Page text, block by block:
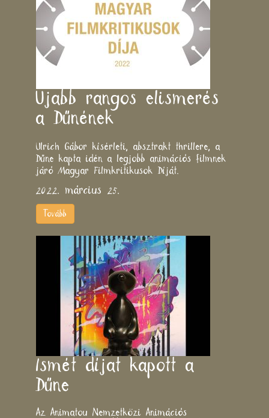
Újabb rangos elismerés
a Dűnének
Ulrich Gábor kísérleti, absztrakt thrillere, a
Dűne kapta idén a legjobb animációs filmnek
járó Magyar Filmkritikusok Díját.
2022. március 25.
Tovább
​Ismét díjat kapott a
Dűne
Az Animatou Nemzetközi Animációs